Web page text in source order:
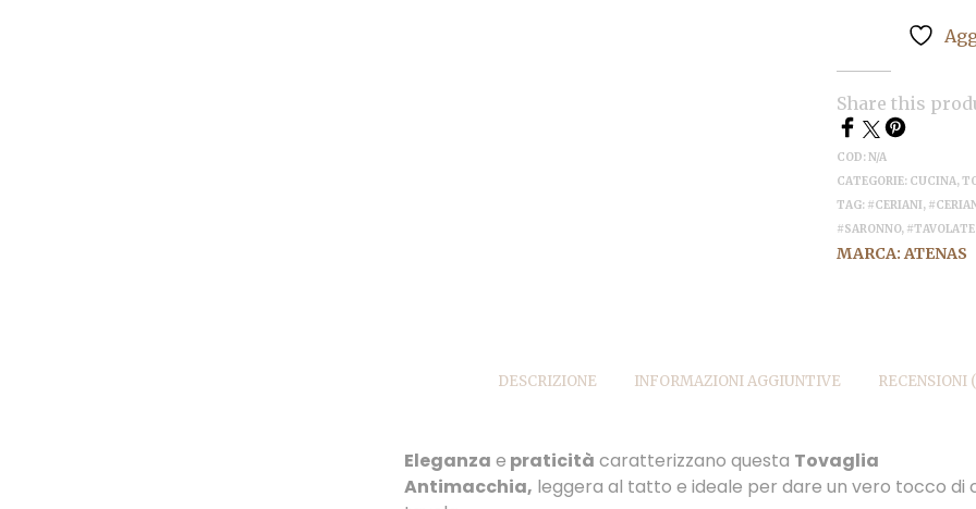
Share this
COD:N/A
CATEGORIE: CUCINA,
TAG: #CERIANI,
#SARONNO,
MARCA:ATENAS
DESCRIZIONE INFORMAZIONI AGGIUNTIVE RECENSIONI
Eleganza e praticità caratterizzano questa Tovaglia
Antimacchia, leggera al tatto e ideale per dare un vero tocco di